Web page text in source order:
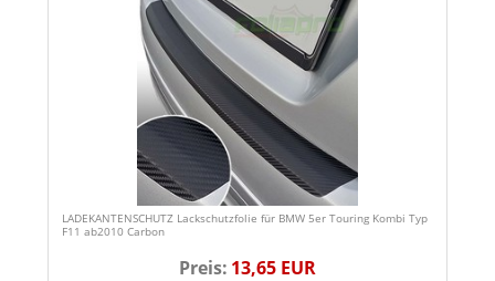
LADEKANTENSCHUTZ Lackschutzfolie für BMW 5er Touring Kombi Typ
F11 ab2010 Carbon
Preis: 13,65 EUR